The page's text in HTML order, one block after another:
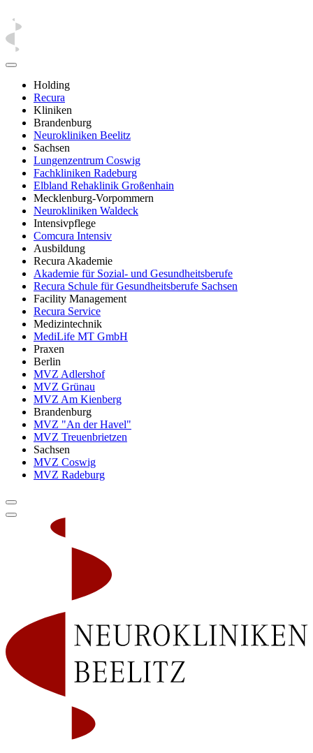
Holding
Recura
Kliniken
Brandenburg
Neurokliniken Beelitz
Sachsen
Lungenzentrum Coswig
Fachkliniken Radeburg
Elbland Rehaklinik Großenhain
Mecklenburg-Vorpommern
Neurokliniken Waldeck
Intensivpflege
Comcura Intensiv
Ausbildung
Recura Akademie
Akademie für Sozial- und Gesundheitsberufe
Recura Schule für Gesundheitsberufe Sachsen
Facility Management
Recura Service
Medizintechnik
MediLife MT GmbH
Praxen
Berlin
MVZ Adlershof
MVZ Grünau
MVZ Am Kienberg
Brandenburg
MVZ "An der Havel"
MVZ Treuenbrietzen
Sachsen
MVZ Coswig
MVZ Radeburg